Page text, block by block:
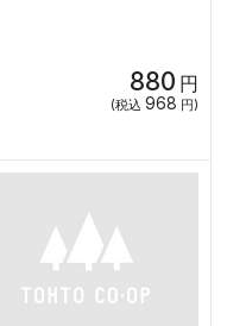
880 円
(税込 968 円)